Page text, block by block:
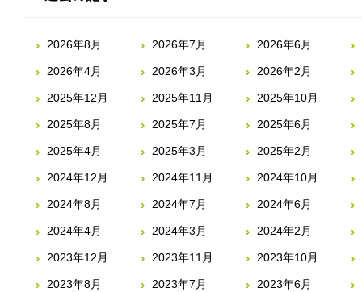
2026年8月 2026年7月 2026年6月
2026年4月 2026年3月 2026年2月
2025年12月 2025年11月 2025年10月
2025年8月 2025年7月 2025年6月
2025年4月 2025年3月 2025年2月
2024年12月 2024年11月 2024年10月
2024年8月 2024年7月 2024年6月
2024年4月 2024年3月 2024年2月
2023年12月 2023年11月 2023年10月
2023年8月 2023年7月 2023年6月